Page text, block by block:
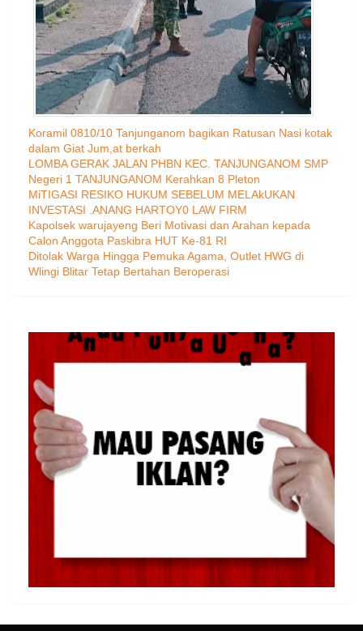
Koramil 0810/10 Tanjunganom bagikan Ratusan Nasi kotak
dalam Giat Jum,at berkah
LOMBA GERAK JALAN PHBN KEC. TANJUNGANOM SMP
Negeri 1 TANJUNGANOM Kerahkan 8 Pleton
MiTIGASI RESIKO HUKUM SEBELUM MELAkUKAN
INVESTASI .ANANG HARTOY0 LAW FIRM
Kapolsek warujayeng Beri Motivasi dan Arahan kepada
Calon Anggota Paskibra HUT Ke-81 RI
Ditolak Warga Hingga Pemuka Agama, Outlet HWG di
Wlingi Blitar Tetap Bertahan Beroperasi